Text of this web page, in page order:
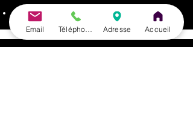
Brochures
Email Adresse Accueil